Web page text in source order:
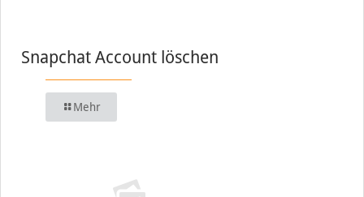
Snapchat Account löschen
Mehr